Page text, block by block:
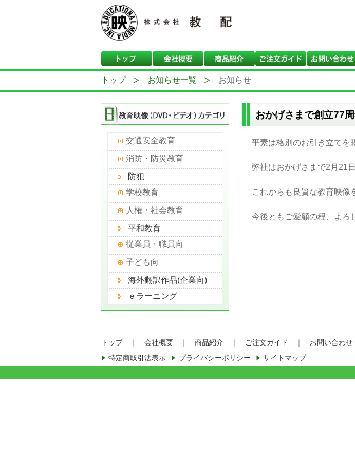
トップ お知らせ一覧 お知らせ
交通安全教育
消防・防災教育
防犯
学校教育
人権・社会教育
平和教育
従業員・職員向
子ども向
海外翻訳作品(企業向)
ｅラーニング
おかげさまで創立77
平素は格別のお引き立てを
弊社はおかげさまで2月21
これからも良質な教育映像
今後ともご愛顧の程、よろ
トップ｜ 会社概要 ｜ 商品紹介 ｜ ご注文ガイド ｜ お問い合わせ
特定商取引法表示
プライバシーポリシー
サイトマップ